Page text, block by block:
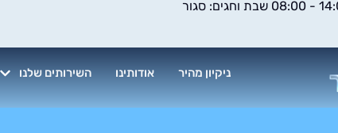
ניקיון מהיר אודותינו השירותים שלנו